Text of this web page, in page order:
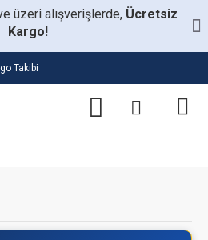
üzeri alışverişlerde, Ücretsiz
Kargo!
Takibi